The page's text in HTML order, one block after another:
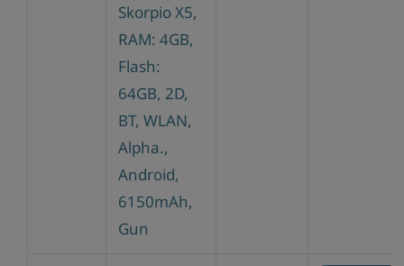
Skorpio X5,
RAM: 4GB,
Flash:
64GB, 2D,
BT, WLAN,
Alpha.,
Android,
6150mAh,
Gun